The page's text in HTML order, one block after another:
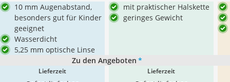
10 mm Augenabstand,
besonders gut für Kinder
geeignet
Wasserdicht
5,25 mm optische Linse
mit praktischer Halskette
geringes Gewicht
Zu den Angeboten *
Lieferzeit Lieferzeit